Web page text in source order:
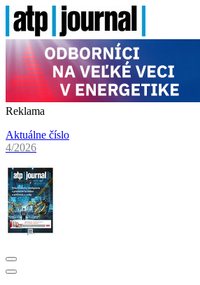
Reklama
Aktuálne číslo
4/2026